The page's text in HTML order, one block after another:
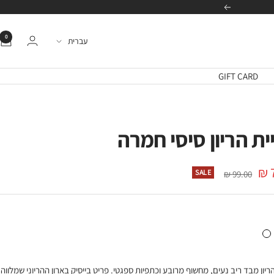
הבא
שפה
עברית 0
GIFT CARD
הריון סיסי חמרה
מחיר
99.00 ₪
SALE
גופיית הריון סיסי לבן
מבד ריב נעים, מחשוף מרובע וכתפיות ספגטי. פריט בייסיק בארון ההריוני שמלווה